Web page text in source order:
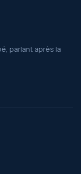
parlant après la